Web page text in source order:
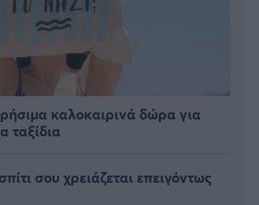
καλοκαιρινά δώρα για
ταξίδια
σου χρειάζεται επειγόντως